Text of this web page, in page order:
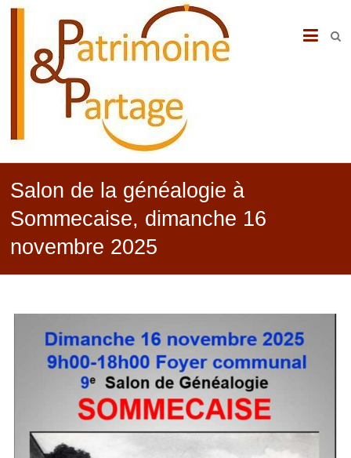
PATRIMOINE
PARTAGE
Salon de la généalogie à
Sommecaise, dimanche 16
novembre 2025